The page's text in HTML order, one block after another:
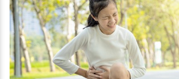
več pozornosti?